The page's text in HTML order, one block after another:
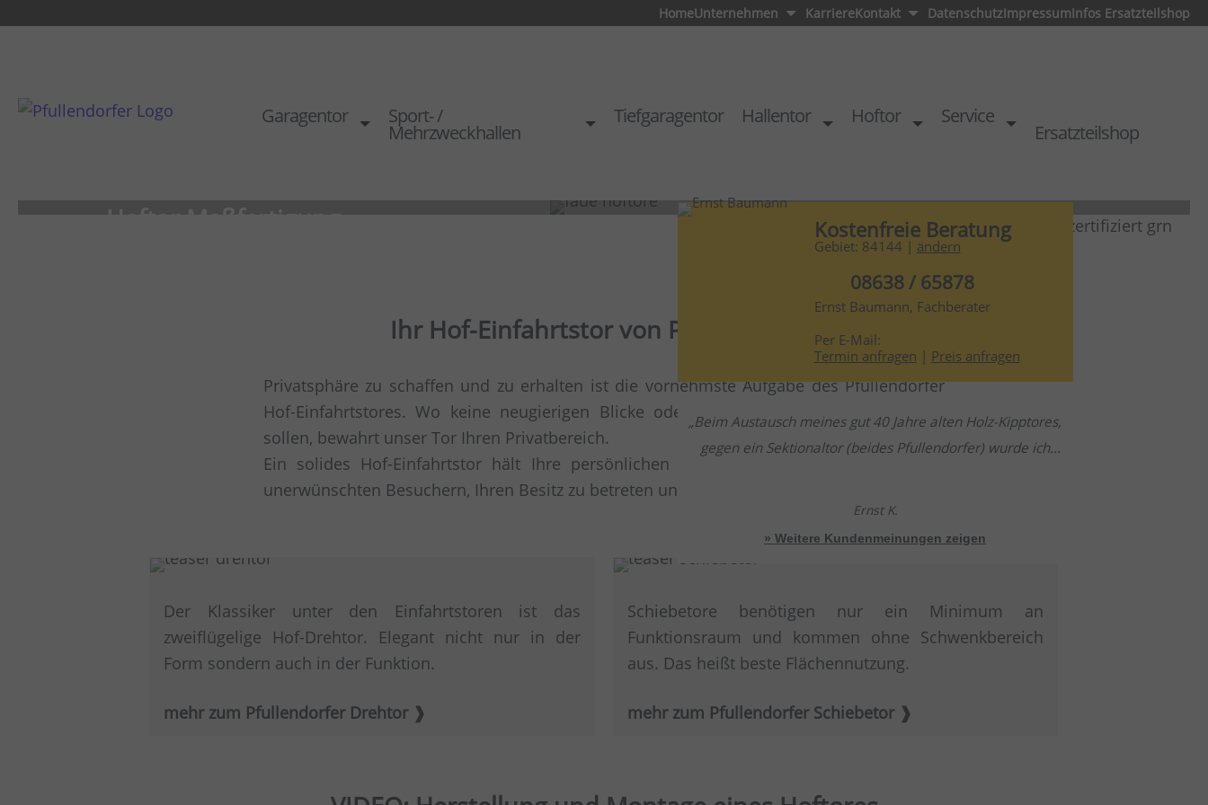
HomeUnternehmen KarriereKontakt DatenschutzImpressumInfos Ersatzteilshop
Garagentor Sport- /
Mehrzweckhallen
Tiefgaragentor Hallentor Hoftor Service
Ersatzteilshop
Kostenfreie Beratung
Gebiet: 84144 | ändern
08638 / 65878
Ernst Baumann, Fachberater
Per E-Mail:
Termin anfragen | Preis anfragen
Beim Austausch meines gut 40 Jahre alten Holz-Kipptores,
gegen ein Sektionaltor (beides Pfullendorfer) wurde ich
Ernst K.
» Weitere Kundenmeinungen zeigen
Ihr Hof-Einfahrtstor von Pfullendorfer
Privatsphäre zu schaffen und zu erhalten ist die vornehmste Aufgabe des Pfullendorfer
Hof-Einfahrtstores. Wo keine neugierigen Blicke oder unerwünschte Besucher stören
sollen, bewahrt unser Tor Ihren Privatbereich.
Ein solides Hof-Einfahrtstor hält Ihre persönlichen Parkplätze frei und erschwert es
unerwünschten Besuchern, Ihren Besitz zu betreten und Ihr Eigentum zu entwenden.
Der Klassiker unter den Einfahrtstoren ist das
zweiflügelige Hof-Drehtor. Elegant nicht nur in der
Form sondern auch in der Funktion.
mehr zum Pfullendorfer Drehtor
Schiebetore benötigen nur ein Minimum an
Funktionsraum und kommen ohne Schwenkbereich
aus. Das heißt beste Flächennutzung.
mehr zum Pfullendorfer Schiebetor